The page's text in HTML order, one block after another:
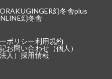
GINGER幻冬舎plus
幻冬舎
ポリシー利用規約
お問い合わせ（個人）
人）採用情報